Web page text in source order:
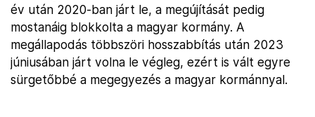
év után 2020-ban járt le, a megújítását pedig
mostanáig blokkolta a magyar kormány. A
megállapodás többszöri hosszabbítás után 2023
júniusában járt volna le végleg, ezért is vált egyre
sürgetőbbé a megegyezés a magyar kormánnyal.